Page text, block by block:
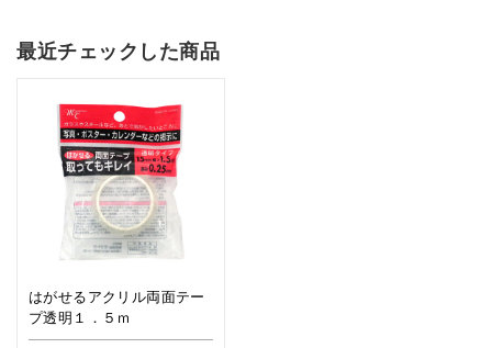
最近チェックした商品
はがせるアクリル両面テー
プ透明１．５ｍ